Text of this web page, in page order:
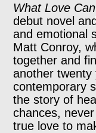
What Love
debut novel
and emotional
Matt Conroy,
together and
another
contemporary
the story of
chances,
true love to